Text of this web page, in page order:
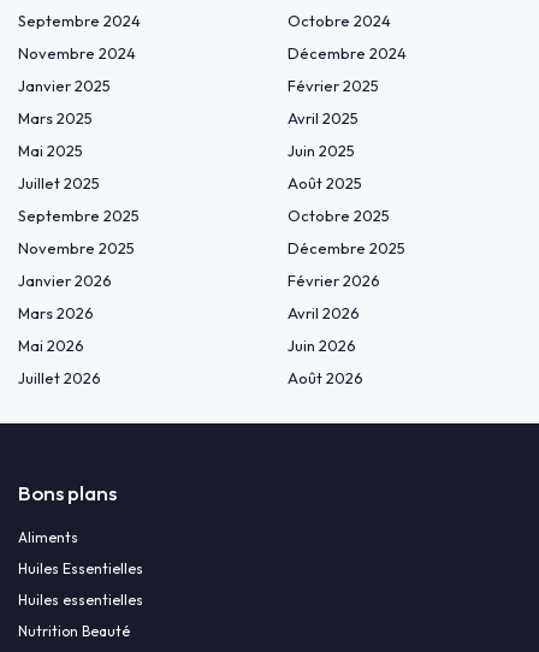
Septembre 2024
Octobre 2024
Novembre 2024
Décembre 2024
Janvier 2025
Février 2025
Mars 2025
Avril 2025
Mai 2025
Juin 2025
Juillet 2025
Août 2025
Septembre 2025
Octobre 2025
Novembre 2025
Décembre 2025
Janvier 2026
Février 2026
Mars 2026
Avril 2026
Mai 2026
Juin 2026
Juillet 2026
Août 2026
Bons plans
Aliments
Huiles Essentielles
Huiles essentielles
Nutrition Beauté